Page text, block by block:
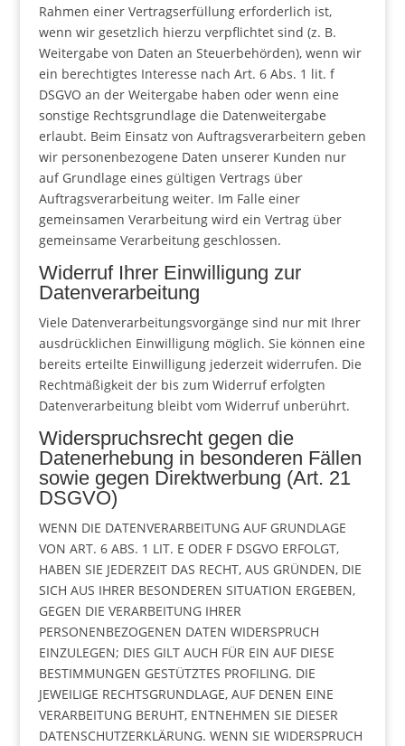
Rahmen einer Vertragserfüllung erforderlich ist,
wenn wir gesetzlich hierzu verpflichtet sind (z. B.
Weitergabe von Daten an Steuerbehörden), wenn wir
ein berechtigtes Interesse nach Art. 6 Abs. 1 lit. f
DSGVO an der Weitergabe haben oder wenn eine
sonstige Rechtsgrundlage die Datenweitergabe
erlaubt. Beim Einsatz von Auftragsverarbeitern geben
wir personenbezogene Daten unserer Kunden nur
auf Grundlage eines gültigen Vertrags über
Auftragsverarbeitung weiter. Im Falle einer
gemeinsamen Verarbeitung wird ein Vertrag über
gemeinsame Verarbeitung geschlossen.
Widerruf Ihrer Einwilligung zur
Datenverarbeitung
Viele Datenverarbeitungsvorgänge sind nur mit Ihrer
ausdrücklichen Einwilligung möglich. Sie können eine
bereits erteilte Einwilligung jederzeit widerrufen. Die
Rechtmäßigkeit der bis zum Widerruf erfolgten
Datenverarbeitung bleibt vom Widerruf unberührt.
Widerspruchsrecht gegen die
Datenerhebung in besonderen Fällen
sowie gegen Direktwerbung (Art. 21
DSGVO)
WENN DIE DATENVERARBEITUNG AUF GRUNDLAGE
VON ART. 6 ABS. 1 LIT. E ODER F DSGVO ERFOLGT,
HABEN SIE JEDERZEIT DAS RECHT, AUS GRÜNDEN, DIE
SICH AUS IHRER BESONDEREN SITUATION ERGEBEN,
GEGEN DIE VERARBEITUNG IHRER
PERSONENBEZOGENEN DATEN WIDERSPRUCH
EINZULEGEN; DIES GILT AUCH FÜR EIN AUF DIESE
BESTIMMUNGEN GESTÜTZTES PROFILING. DIE
JEWEILIGE RECHTSGRUNDLAGE, AUF DENEN EINE
VERARBEITUNG BERUHT, ENTNEHMEN SIE DIESER
DATENSCHUTZERKLÄRUNG. WENN SIE WIDERSPRUCH